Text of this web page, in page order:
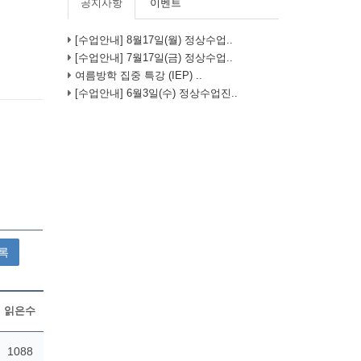
공지사항 이벤트
[수업안내] 8월17일(월) 정상수업..
[수업안내] 7월17일(금) 정상수업..
여름방학 집중 특강 (IEP) ..
[수업안내] 6월3일(수) 정상수업진..